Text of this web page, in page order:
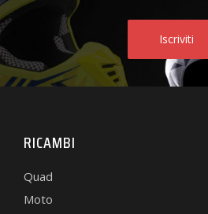
RICAMBI
Quad
Moto